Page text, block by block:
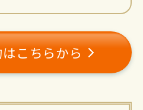
こちらから